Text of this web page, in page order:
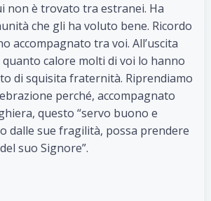
non è trovato tra estranei. Ha
che gli ha voluto bene. Ricordo
accompagnato tra voi. All’uscita
quanto calore molti di voi lo hanno
di squisita fraternità. Riprendiamo
perché, accompagnato
questo “servo buono e
dalle sue fragilità, possa prendere
suo Signore”.